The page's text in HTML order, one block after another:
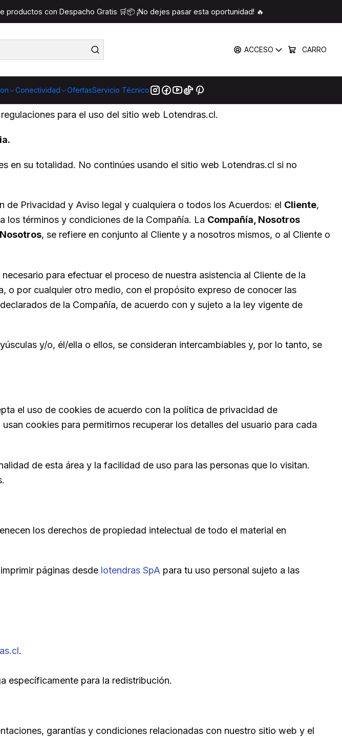
ACCESO CARRO
Conectividad OfertasServicio Técnico
productos con Despacho Gratis 🛒📦 ¡No dejes pasar esta oportunidad! 🔥
Condiciones
para el uso del sitio web Lotendras.cl.
en su totalidad. No continúes usando el sitio web Lotendras.cl si no
de Privacidad y Aviso legal y cualquiera o todos los Acuerdos: el Cliente,
los términos y condiciones de la Compañía. La Compañía, Nosotros
, se refiere en conjunto al Cliente y a nosotros mismos, o al Cliente o
para efectuar el proceso de nuestra asistencia al Cliente de la
o por cualquier otro medio, con el propósito expreso de conocer las
de la Compañía, de acuerdo con y sujeto a la ley vigente de
y/o, él/ella o ellos, se consideran intercambiables y, por lo tanto, se
el uso de cookies de acuerdo con la política de privacidad de
cookies para permitirnos recuperar los detalles del usuario para cada
de esta área y la facilidad de uso para las personas que lo visitan.
los derechos de propiedad intelectual de todo el material en
páginas desde lotendras SpA para tu uso personal sujeto a las
.
específicamente para la redistribución.
garantías y condiciones relacionadas con nuestro sitio web y el